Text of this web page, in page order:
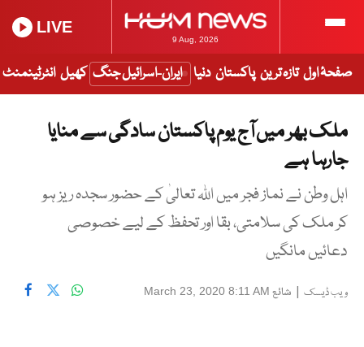
9 Aug, 2026
LIVE
صفحۂ اول تازہ ترین پاکستان دنیا ایران-اسرائیل جنگ کھیل انٹرٹینمنٹ
ملک بھر میں آج یوم پاکستان سادگی سے منایا
جارہا ہے
اہل وطن نے نماز فجر میں اللہ تعالیٰ کے حضور سجدہ ریز ہو
کر ملک کی سلامتی، بقا اور تحفظ کے لیے خصوصی
دعائیں مانگیں
ویب ڈیسک | شائع March 23, 2020 8:11 AM